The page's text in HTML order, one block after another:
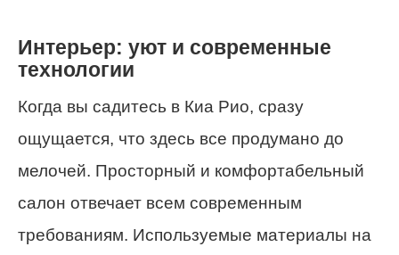
Интерьер: уют и современные
технологии
Когда вы садитесь в Киа Рио, сразу
ощущается, что здесь все продумано до
мелочей. Просторный и комфортабельный
салон отвечает всем современным
требованиям. Используемые материалы на